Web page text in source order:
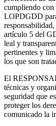
cumpliendo con
LOPDGDD
artículo 5 del
leal y
pertinentes y
los que son
El
técnicas y
seguridad que
proteger los
comunicado la